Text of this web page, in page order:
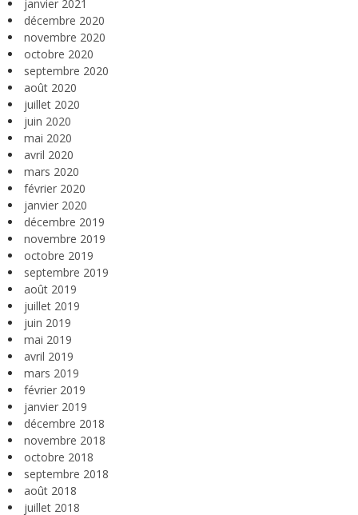
janvier 2021
décembre 2020
novembre 2020
octobre 2020
septembre 2020
août 2020
juillet 2020
juin 2020
mai 2020
avril 2020
mars 2020
février 2020
janvier 2020
décembre 2019
novembre 2019
octobre 2019
septembre 2019
août 2019
juillet 2019
juin 2019
mai 2019
avril 2019
mars 2019
février 2019
janvier 2019
décembre 2018
novembre 2018
octobre 2018
septembre 2018
août 2018
juillet 2018